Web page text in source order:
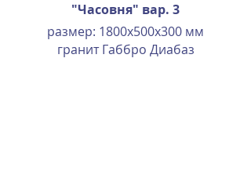
"Часовня" вар. 3
размер: 1800х500х300 мм
гранит Габбро Диабаз